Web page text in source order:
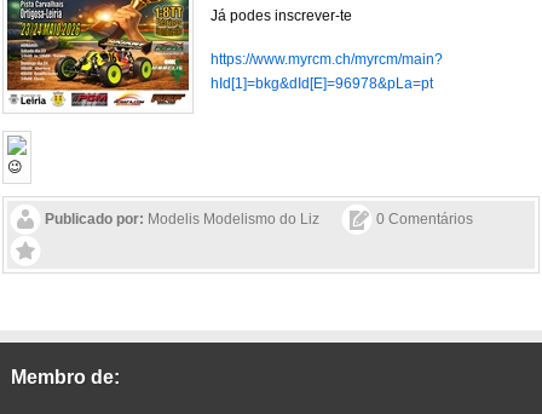
Já podes inscrever-te
https://www.myrcm.ch/myrcm/main?
hId[1]=bkg&dId[E]=96978&pLa=pt
Publicado por: Modelis Modelismo do Liz 0 Comentários
Membro de: